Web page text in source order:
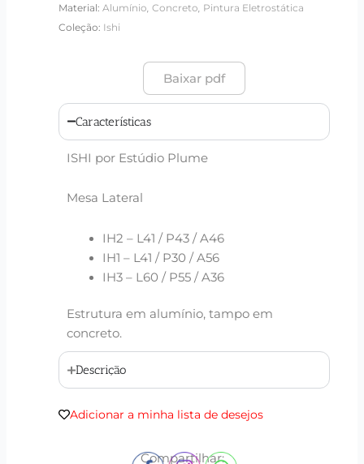
Material:Alumínio Concreto Pintura Eletrostática
Coleção: Ishi
Baixar pdf
Características
ISHI por Estúdio Plume
Mesa Lateral
IH2 – L41 / P43 / A46
IH1 – L41 / P30 / A56
IH3 – L60 / P55 / A36
Estrutura em alumínio, tampo em
concreto.
Descrição
Adicionar a minha lista de desejos
Compartilhar: